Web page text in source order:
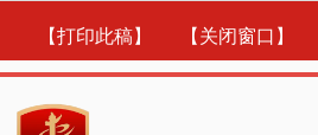
【打印此稿】 【关闭窗口】